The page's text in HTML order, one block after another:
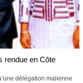
rendue en Côte
délégation malienne